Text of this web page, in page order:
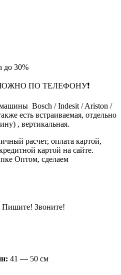
до 30%
ПО ТЕЛЕФОНУ❗
Bosch / Indesit / Ariston /
есть встраиваемая, отдельно
, вертикальная.
расчет, оплата картой,
картой на сайте.
Оптом, сделаем
Звоните!
41 — 50 см